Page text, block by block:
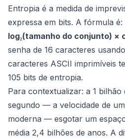
Entropia é a medida de
expressa em bits. A fórmula é:
log₂(tamanho do conjunto) ×
senha de 16 caracteres
caracteres ASCII imprimíveis
105 bits de entropia.
Para contextualizar: a 1
segundo — a velocidade de
moderna — esgotar um
média 2,4 bilhões de anos. A